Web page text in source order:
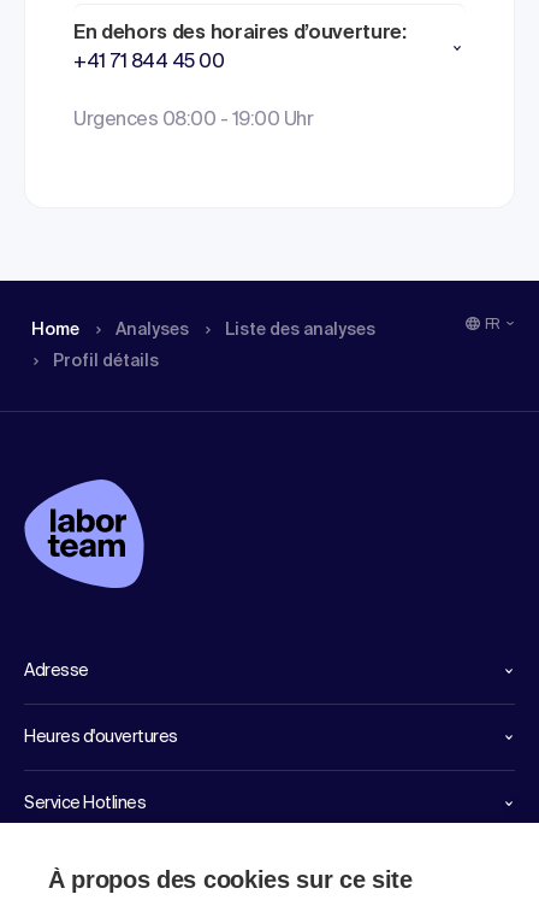
En dehors des horaires d’ouverture:
+41 71 844 45 00
Urgences 08:00 - 19:00 Uhr
Home Analyses
Liste des analyses
Profil détails
FR
Adresse
Heures d'ouvertures
Service Hotlines
Liens importants
À propos des cookies sur ce site